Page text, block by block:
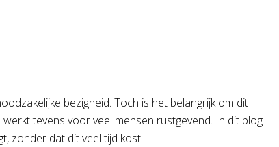
bezigheid. Toch is het belangrijk om dit
tevens voor veel mensen rustgevend. In dit blog
zonder dat dit veel tijd kost.